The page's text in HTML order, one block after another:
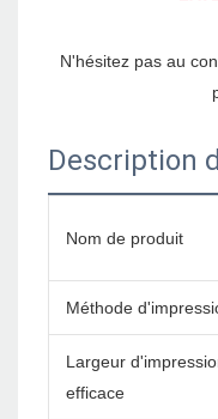
N'hésitez pas au
Description
Nom de produit
Méthode
Largeur
efficace